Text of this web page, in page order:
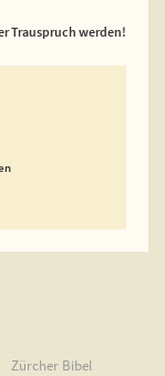
Trauspruch werden!
Zürcher Bibel